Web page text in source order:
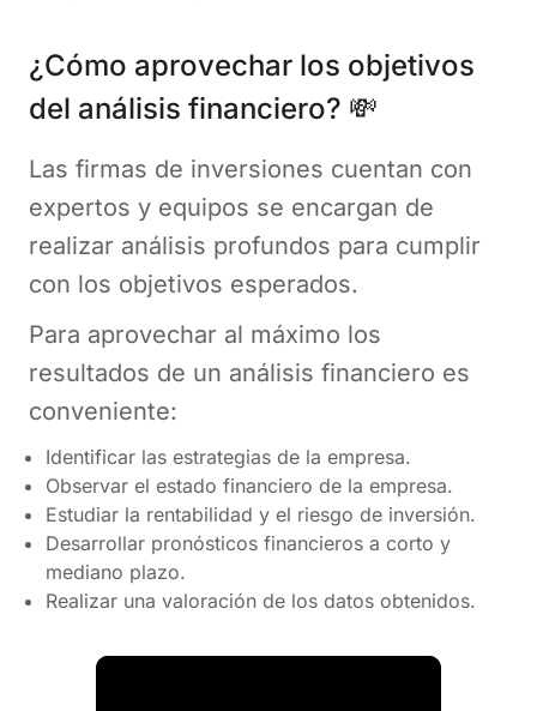
¿Cómo aprovechar los objetivos
del análisis financiero? 💸
Las firmas de inversiones cuentan con
expertos y equipos se encargan de
realizar análisis profundos para cumplir
con los objetivos esperados.
Para aprovechar al máximo los
resultados de un análisis financiero es
conveniente:
Identificar las estrategias de la empresa.
Observar el estado financiero de la empresa.
Estudiar la rentabilidad y el riesgo de inversión.
Desarrollar pronósticos financieros a corto y
mediano plazo.
Realizar una valoración de los datos obtenidos.